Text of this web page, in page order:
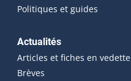
Politiques et guides
Actualités
Articles et fiches en vedette
Brèves